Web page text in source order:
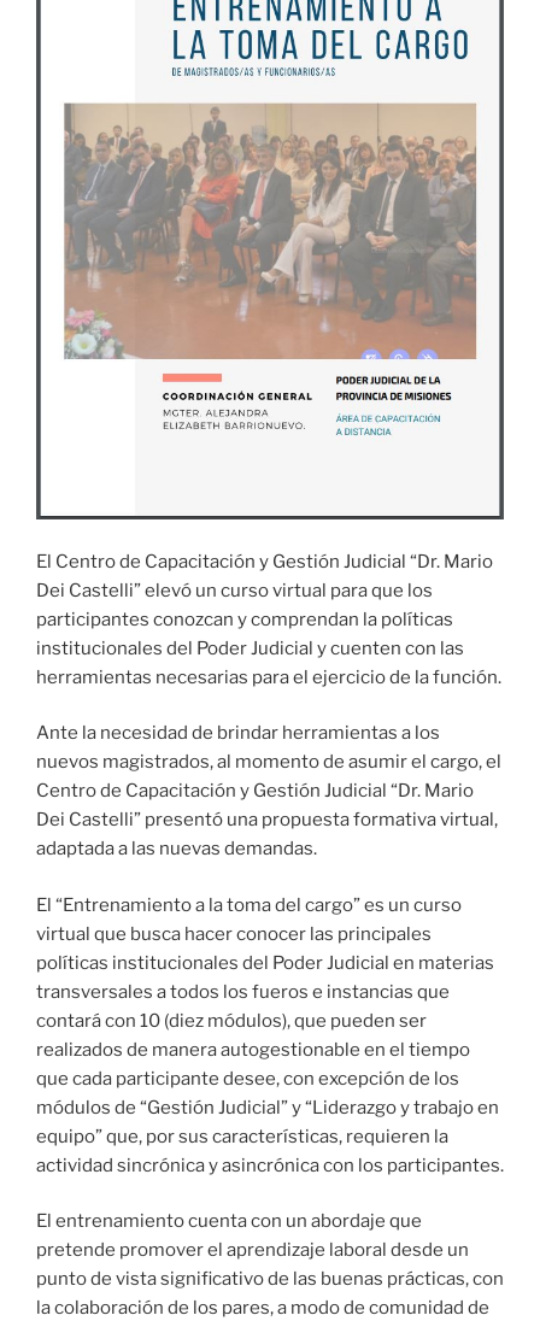
El Centro de Capacitación y Gestión Judicial “Dr. Mario
Dei Castelli” elevó un curso virtual para que los
participantes conozcan y comprendan la políticas
institucionales del Poder Judicial y cuenten con las
herramientas necesarias para el ejercicio de la función.
Ante la necesidad de brindar herramientas a los
nuevos magistrados, al momento de asumir el cargo, el
Centro de Capacitación y Gestión Judicial “Dr. Mario
Dei Castelli” presentó una propuesta formativa virtual,
adaptada a las nuevas demandas.
El “Entrenamiento a la toma del cargo” es un curso
virtual que busca hacer conocer las principales
políticas institucionales del Poder Judicial en materias
transversales a todos los fueros e instancias que
contará con 10 (diez módulos), que pueden ser
realizados de manera autogestionable en el tiempo
que cada participante desee, con excepción de los
módulos de “Gestión Judicial” y “Liderazgo y trabajo en
equipo” que, por sus características, requieren la
actividad sincrónica y asincrónica con los participantes.
El entrenamiento cuenta con un abordaje que
pretende promover el aprendizaje laboral desde un
punto de vista significativo de las buenas prácticas, con
la colaboración de los pares, a modo de comunidad de